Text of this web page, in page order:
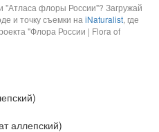
"Атласа флоры России"? Загружай
и точку съемки на iNaturalist, где
"Флора России | Flora of
аллепский)